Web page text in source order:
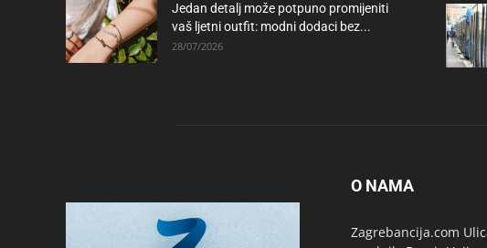
Jedan detalj može potpuno promijeniti
vaš ljetni outfit: modni dodaci bez...
28/07/2026
O NAMA
Zagrebancija.com